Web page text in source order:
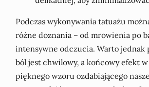
Podczas wykonywania tatuażu
różne doznania – od mrowienia po
intensywne odczucia. Warto jednak
ból jest chwilowy, a końcowy efekt
pięknego wzoru ozdabiającego